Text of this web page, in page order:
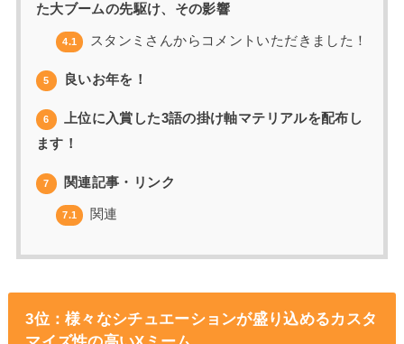
た大ブームの先駆け、その影響
4.1 スタンミさんからコメントいただきました！
5 良いお年を！
6
上位に入賞した3語の掛け軸マテリアルを配布し
ます！
7 関連記事・リンク
7.1 関連
3位：様々なシチュエーションが盛り込めるカスタ